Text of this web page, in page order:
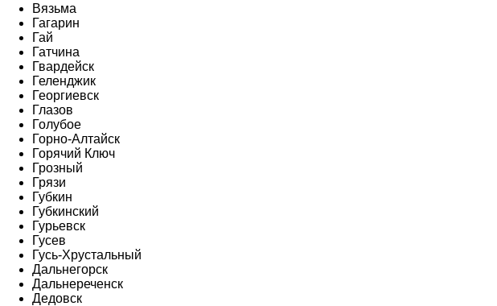
Вязьма
Гагарин
Гай
Гатчина
Гвардейск
Геленджик
Георгиевск
Глазов
Голубое
Горно-Алтайск
Горячий Ключ
Грозный
Грязи
Губкин
Губкинский
Гурьевск
Гусев
Гусь-Хрустальный
Дальнегорск
Дальнереченск
Дедовск